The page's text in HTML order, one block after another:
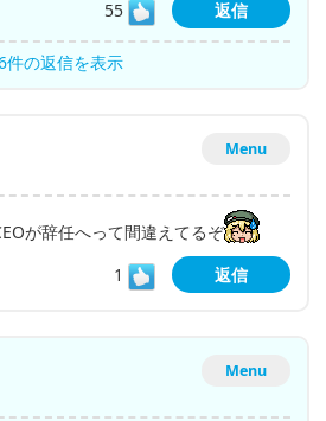
55 返信
件の返信を表示
Menu
が辞任へって間違えてるぞ
1
返信
Menu